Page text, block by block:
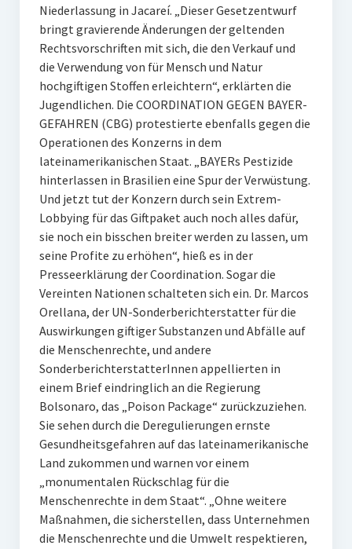
Niederlassung in Jacareí. „Dieser Gesetzentwurf
bringt gravierende Änderungen der geltenden
Rechtsvorschriften mit sich, die den Verkauf und
die Verwendung von für Mensch und Natur
hochgiftigen Stoffen erleichtern“, erklärten die
Jugendlichen. Die COORDINATION GEGEN BAYER-
GEFAHREN (CBG) protestierte ebenfalls gegen die
Operationen des Konzerns in dem
lateinamerikanischen Staat. „BAYERs Pestizide
hinterlassen in Brasilien eine Spur der Verwüstung.
Und jetzt tut der Konzern durch sein Extrem-
Lobbying für das Giftpaket auch noch alles dafür,
sie noch ein bisschen breiter werden zu lassen, um
seine Profite zu erhöhen“, hieß es in der
Presseerklärung der Coordination. Sogar die
Vereinten Nationen schalteten sich ein. Dr. Marcos
Orellana, der UN-Sonderberichterstatter für die
Auswirkungen giftiger Substanzen und Abfälle auf
die Menschenrechte, und andere
SonderberichterstatterInnen appellierten in
einem Brief eindringlich an die Regierung
Bolsonaro, das „Poison Package“ zurückzuziehen.
Sie sehen durch die Deregulierungen ernste
Gesundheitsgefahren auf das lateinamerikanische
Land zukommen und warnen vor einem
„monumentalen Rückschlag für die
Menschenrechte in dem Staat“. „Ohne weitere
Maßnahmen, die sicherstellen, dass Unternehmen
die Menschenrechte und die Umwelt respektieren,